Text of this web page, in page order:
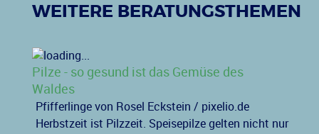
WEITERE BERATUNGSTHEMEN
Pilze - so gesund ist das Gemüse des
Waldes
Pfifferlinge von Rosel Eckstein / pixelio.de
Herbstzeit ist Pilzzeit. Speisepilze gelten nicht nur